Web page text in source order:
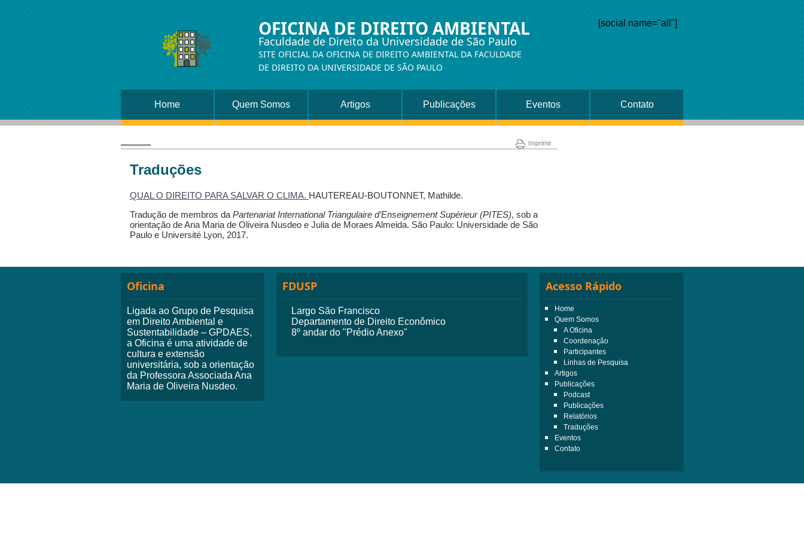
OFICINA DE DIREITO AMBIENTAL
Faculdade de Direito da Universidade de São Paulo
SITE OFICIAL DA OFICINA DE DIREITO AMBIENTAL DA FACULDADE
DE DIREITO DA UNIVERSIDADE DE SÃO PAULO
[social name="all"]
Home Quem Somos Artigos Publicações Eventos Contato
Imprimir
Traduções
QUAL O DIREITO PARA SALVAR O CLIMA. HAUTEREAU-BOUTONNET, Mathilde.
Tradução de membros da Partenariat International Triangulaire d’Enseignement Supérieur (PITES), sob a
orientação de Ana Maria de Oliveira Nusdeo e Julia de Moraes Almeida. São Paulo: Universidade de São
Paulo e Université Lyon, 2017.
Oficina
Ligada ao Grupo de Pesquisa
em Direito Ambiental e
Sustentabilidade – GPDAES,
a Oficina é uma atividade de
cultura e extensão
universitária, sob a orientação
da Professora Associada Ana
Maria de Oliveira Nusdeo.
FDUSP
Largo São Francisco
Departamento de Direito Econômico
8º andar do "Prédio Anexo"
Acesso Rápido
Home
Quem Somos
A Oficina
Coordenação
Participantes
Linhas de Pesquisa
Artigos
Publicações
Podcast
Publicações
Relatórios
Traduções
Eventos
Contato